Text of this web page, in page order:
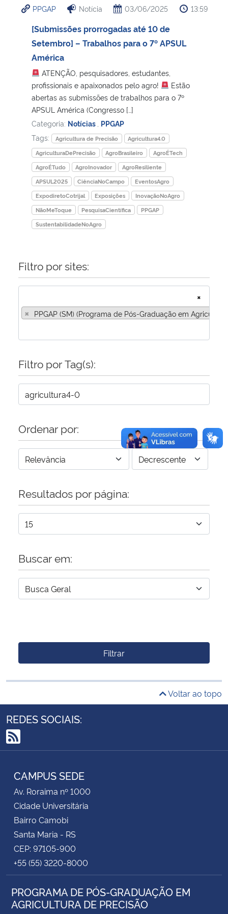
Ministério da Cidadania
Ministério da Saúde
Ministério de Minas e Energia
Ministério da Ciência, Tecnologia, Inovações e Comunicações
Ministério do Turismo
Ministério do Desenvolvimento Regional
Controladoria-Geral da União
Ministério da Mulher, da Família e dos Direitos Humanos
Secretaria de Governo
Gabinete de Segurança Institucional
Banco Central do Brasil
Planalto
PPGAP Notícia 03/06/2025 13:59
[Submissões prorrogadas até 10 de
Setembro] – Trabalhos para o 7º APSUL
América
ATENÇÃO, pesquisadores, estudantes,
profissionais e apaixonados pelo agro!
Estão
abertas as submissões de trabalhos para o 7º
APSUL América (Congresso […]
Categoria: Notícias PPGAP
Tags:
Agricultura de Precisão
Agricultura4.0
AgriculturaDePrecisão
AgroBrasileiro
AgroÉTech
AgroÉTudo
AgroInovador
AgroResiliente
APSUL2025
CiênciaNoCampo
EventosAgro
ExpodiretoCotrijal
Exposições
InovaçãoNoAgro
NãoMeToque
PesquisaCientífica
PPGAP
SustentabilidadeNoAgro
Filtro por sites:
×
× PPGAP (SM) (Programa de Pós-Graduação em
Filtro por Tag(s):
Ordenar por:
Resultados por página:
Buscar em:
Filtrar
Voltar ao topo
REDES SOCIAIS:
RSS
CAMPUS SEDE
Av. Roraima nº 1000
Cidade Universitária
Bairro Camobi
Santa Maria - RS
CEP: 97105-900
+55 (55) 3220-8000
PROGRAMA DE PÓS-GRADUAÇÃO EM
AGRICULTURA DE PRECISÃO